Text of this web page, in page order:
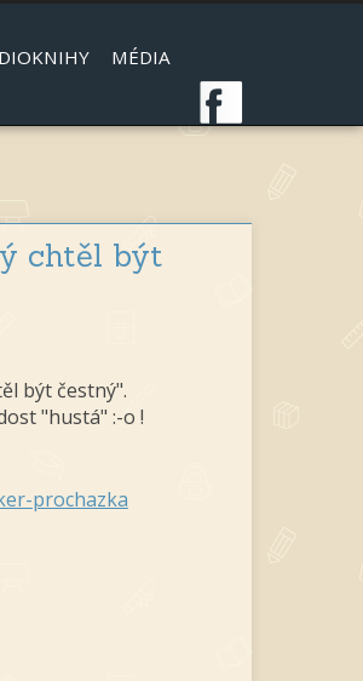
MÉDIA
chtěl být
být čestný".
"hustá" :-o !
prochazka